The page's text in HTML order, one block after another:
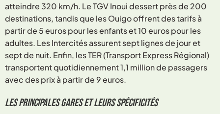
atteindre 320 km/h. Le TGV Inoui dessert près de 200
destinations, tandis que les Ouigo offrent des tarifs à
partir de 5 euros pour les enfants et 10 euros pour les
adultes. Les Intercités assurent sept lignes de jour et
sept de nuit. Enfin, les TER (Transport Express Régional)
transportent quotidiennement 1,1 million de passagers
avec des prix à partir de 9 euros.
Les principales gares et leurs spécificités